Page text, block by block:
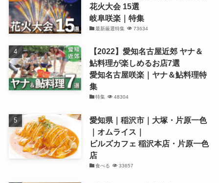
花火大会 15選
岐阜咲楽｜特集
最新厳選特集 73634
【2022】愛知名古屋近郊 ヤナ＆
鮎料理が楽しめるお店7選
愛知名古屋咲楽｜ヤナ＆鮎料理特
集
特集 48304
愛知県｜稲沢市｜大塚・片原一色
｜オムライス｜
ビルズカフェ 稲沢本店・片原一色
店
食べる 33657